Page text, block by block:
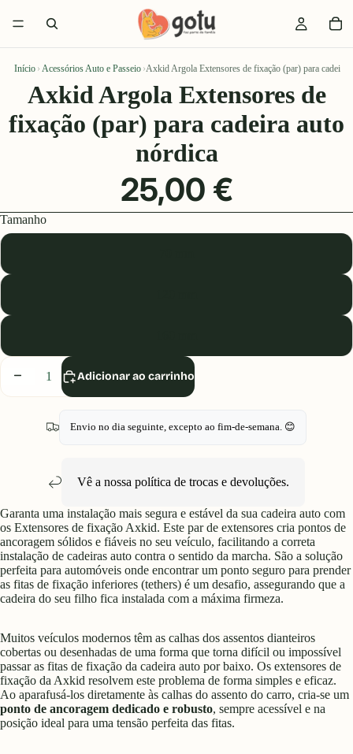
Início › Acessórios Auto e Passeio ›Axkid Argola Extensores de fixação (par) para cadeira
Axkid Argola Extensores de
fixação (par) para cadeira auto
nórdica
25,00 €
Tamanho
Diminuir
quantidade
Aumentar
Adicionar ao carrinho
Envio no dia seguinte, excepto ao fim-de-semana. 😊
Vê a nossa política de trocas e devoluções.
Garanta uma instalação mais segura e estável da sua cadeira auto com
os Extensores de fixação Axkid. Este par de extensores cria pontos de
ancoragem sólidos e fiáveis no seu veículo, facilitando a correta
instalação de cadeiras auto contra o sentido da marcha. São a solução
perfeita para automóveis onde encontrar um ponto seguro para prender
as fitas de fixação inferiores (tethers) é um desafio, assegurando que a
cadeira do seu filho fica instalada com a máxima firmeza.
Muitos veículos modernos têm as calhas dos assentos dianteiros
cobertas ou desenhadas de uma forma que torna difícil ou impossível
passar as fitas de fixação da cadeira auto por baixo. Os extensores de
fixação da Axkid resolvem este problema de forma simples e eficaz.
Ao aparafusá-los diretamente às calhas do assento do carro, cria-se um
ponto de ancoragem dedicado e robusto, sempre acessível e na
posição ideal para uma tensão perfeita das fitas.